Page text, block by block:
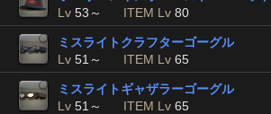
Lv 53～ ITEM Lv 80
ミスライトクラフターゴーグル
Lv 51～ ITEM Lv 65
ミスライトギャザラーゴーグル
Lv 51～ ITEM Lv 65